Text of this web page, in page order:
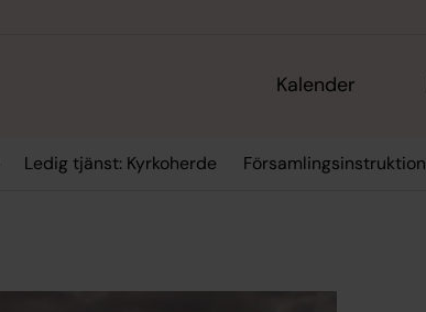
Kalender
Ledig tjänst: Kyrkoherde Församlingsinstruktion